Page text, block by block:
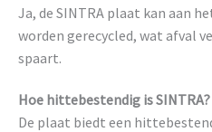
Ja, de SINTRA plaat kan aan
worden gerecycled, wat afval
spaart.
Hoe hittebestendig is SINTRA?
De plaat biedt een